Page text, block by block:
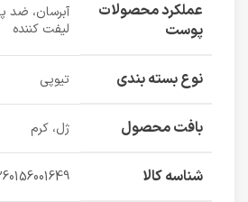
عملکرد محصولات
پوست
آبرسان، ضد
لیفت کننده
نوع بسته بندی تیوپی
بافت محصول ژل، کرم
شناسه کالا